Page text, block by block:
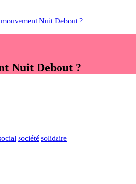
mouvement Nuit Debout ?
Nuit Debout ?
société solidaire